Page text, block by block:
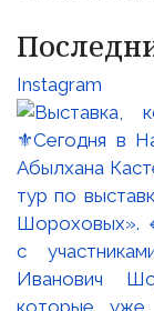
Instagram